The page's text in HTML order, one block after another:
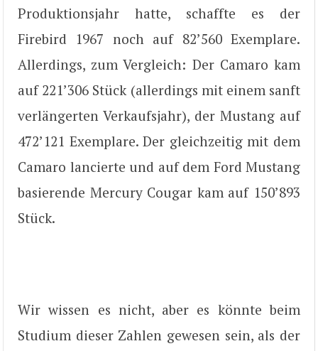
Produktionsjahr hatte, schaffte es der
Firebird 1967 noch auf 82’560 Exemplare.
Allerdings, zum Vergleich: Der Camaro kam
auf 221’306 Stück (allerdings mit einem sanft
verlängerten Verkaufsjahr), der Mustang auf
472’121 Exemplare. Der gleichzeitig mit dem
Camaro lancierte und auf dem Ford Mustang
basierende Mercury Cougar kam auf 150’893
Stück.
Wir wissen es nicht, aber es könnte beim
Studium dieser Zahlen gewesen sein, als der